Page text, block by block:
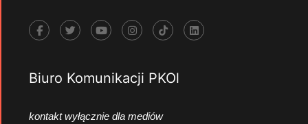
Biuro Komunikacji PKOl
kontakt wyłącznie dla mediów